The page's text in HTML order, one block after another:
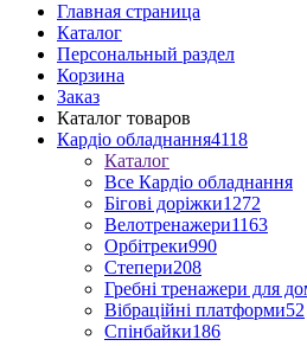
Главная страница
Каталог
Персональный раздел
Корзина
Заказ
Каталог товаров
Кардіо обладнання4118
Каталог
Все Кардіо обладнання
Бігові доріжки1272
Велотренажери1163
Орбітреки990
Степери208
Гребні тренажери для
Вібраційні платформи52
Спінбайки186